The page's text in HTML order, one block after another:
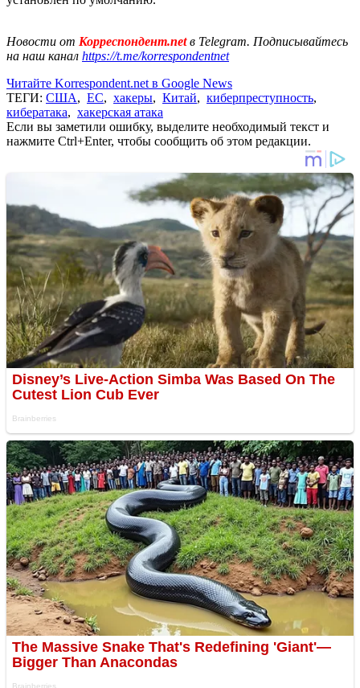
Новости от Корреспондент.netв Telegram. Подписывайтесь
на наш канал https://t.me/korrespondentnet
Читайте Korrespondent.net в Google News
ТЕГИ: США, ЕС, хакеры, Китай, киберпреступность,
кибератака, хакерская атака
Если вы заметили ошибку, выделите необходимый текст и
нажмите Ctrl+Enter, чтобы сообщить об этом редакции.